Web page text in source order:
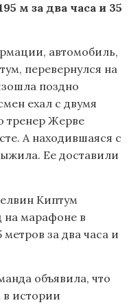
м за два часа и 35
автомобиль,
перевернулся на
поздно
ехал с двумя
тренер Жерве
А находившаяся с
Ее доставили
Киптум
на марафоне в
за два часа и
объявила, что
в истории